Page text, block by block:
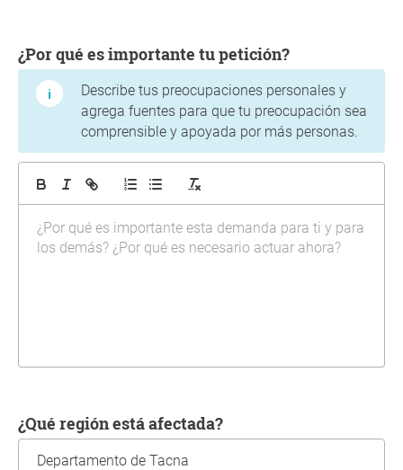
¿Por qué es importante tu petición?
Describe tus preocupaciones personales y
agrega fuentes para que tu preocupación sea
comprensible y apoyada por más personas.
¿Qué región está afectada?